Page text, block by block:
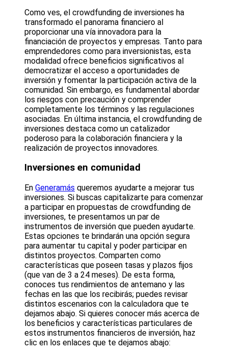
Como ves, el crowdfunding de inversiones ha
transformado el panorama financiero al
proporcionar una vía innovadora para la
financiación de proyectos y empresas. Tanto para
emprendedores como para inversionistas, esta
modalidad ofrece beneficios significativos al
democratizar el acceso a oportunidades de
inversión y fomentar la participación activa de la
comunidad. Sin embargo, es fundamental abordar
los riesgos con precaución y comprender
completamente los términos y las regulaciones
asociadas. En última instancia, el crowdfunding de
inversiones destaca como un catalizador
poderoso para la colaboración financiera y la
realización de proyectos innovadores.
Inversiones en comunidad
En Generamás queremos ayudarte a mejorar tus
inversiones. Si buscas capitalizarte para comenzar
a participar en propuestas de crowdfunding de
inversiones, te presentamos un par de
instrumentos de inversión que pueden ayudarte.
Estas opciones te brindarán una opción segura
para aumentar tu capital y poder participar en
distintos proyectos. Comparten como
características que poseen tasas y plazos fijos
(que van de 3 a 24 meses). De esta forma,
conoces tus rendimientos de antemano y las
fechas en las que los recibirás; puedes revisar
distintos escenarios con la calculadora que te
dejamos abajo. Si quieres conocer más acerca de
los beneficios y características particulares de
estos instrumentos financieros de inversión, haz
clic en los enlaces que te dejamos abajo: